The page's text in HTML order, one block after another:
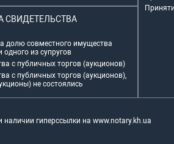
СВИДЕТЕЛЬСТВА
долю совместного имущества
одного из супругов
с публичных торгов (аукционов)
с публичных торгов (аукционов),
не состоялись
наличии гиперссылки на www.notary.kh.ua